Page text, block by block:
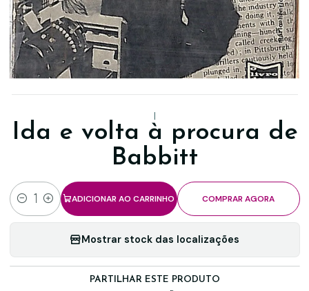
|
Ida e volta à procura de
Babbitt
Quantidade
ADICIONAR AO CARRINHO COMPRAR AGORA
Mostrar stock das localizações
PARTILHAR ESTE PRODUTO